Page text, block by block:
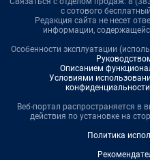
с сотового
Редакция сайта не несет
информации,
Особенности эксплуатации
Описанием
Условиями
Веб-портал распространяется в
действия по установке на
Политика